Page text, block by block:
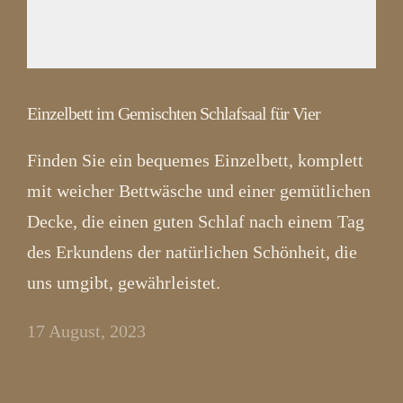
Einzelbett im Gemischten Schlafsaal für Vier
Finden Sie ein bequemes Einzelbett, komplett
mit weicher Bettwäsche und einer gemütlichen
Decke, die einen guten Schlaf nach einem Tag
des Erkundens der natürlichen Schönheit, die
uns umgibt, gewährleistet.
17 August, 2023